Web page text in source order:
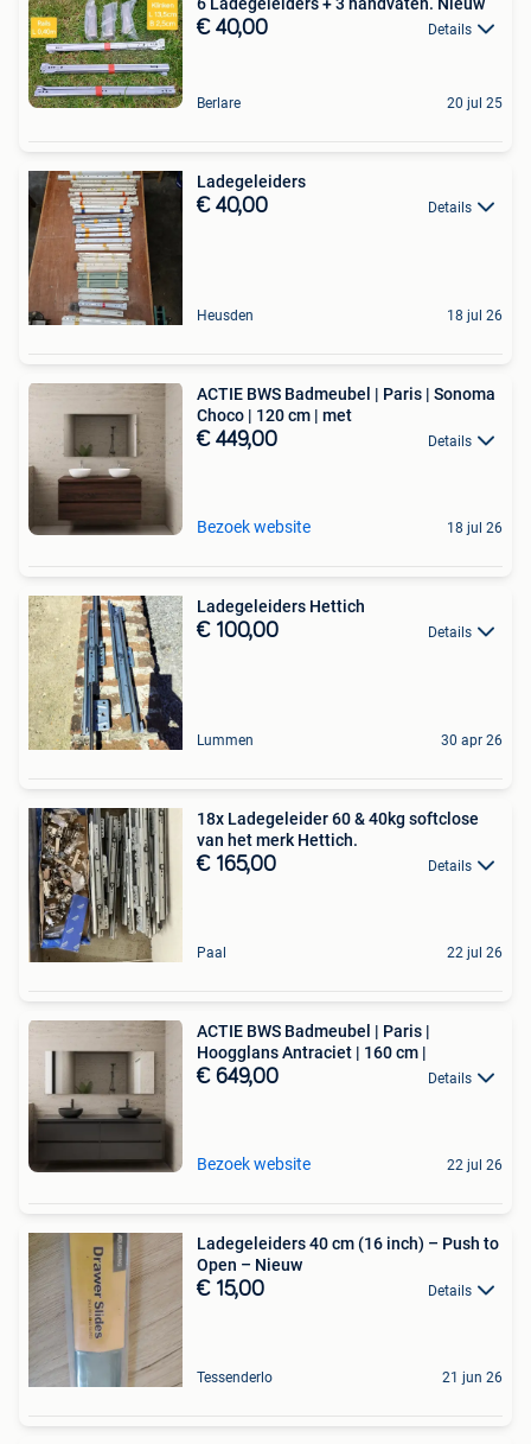
€ 40,00 Details
Berlare 20 jul 25
Ladegeleiders
€ 40,00 Details
Heusden 18 jul 26
ACTIE BWS Badmeubel | Paris | Sonoma
Choco | 120 cm | met
€ 449,00 Details
Bezoek website 18 jul 26
Ladegeleiders Hettich
€ 100,00 Details
Lummen 30 apr 26
18x Ladegeleider 60 & 40kg softclose
van het merk Hettich.
€ 165,00 Details
Paal 22 jul 26
ACTIE BWS Badmeubel | Paris |
Hoogglans Antraciet | 160 cm |
€ 649,00 Details
Bezoek website 22 jul 26
Ladegeleiders 40 cm (16 inch) – Push to
Open – Nieuw
€ 15,00 Details
Tessenderlo 21 jun 26